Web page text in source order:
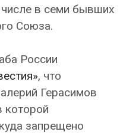
числе в семи бывших
Союза.
России
, что
Герасимов
которой
запрещено